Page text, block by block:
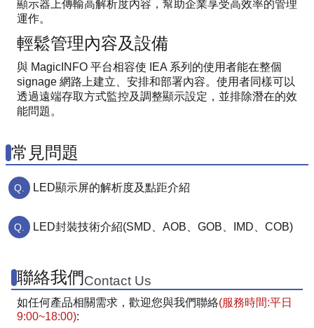
顯示器上傳輸高解析度內容，幫助企業享受高效率的管理
運作。
輕鬆管理內容及設備
與 MagicINFO 平台相容使 IEA 系列的使用者能在整個
signage 網路上建立、安排和部署內容。使用者同樣可以
透過遠端存取方式監控及調整顯示設定，並排除潛在的效
能問題。
常見問題
LED顯示屏的解析度及點距介紹
LED封裝技術介紹(SMD、AOB、GOB、IMD、COB)
聯絡我們Contact Us
如任何產品相關需求，歡迎您與我們聯絡(服務時間:平日
9:00~18:00):